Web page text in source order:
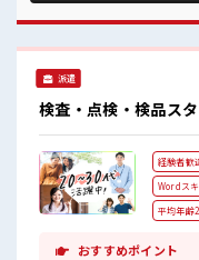
働きたい方に
派遣
検査・点検・検品ス
経験者歓
Wordス
平均年齢
おすすめポイント